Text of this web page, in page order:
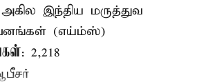
அகில இந்திய மருத்துவ
(எய்ம்ஸ்)
: 2,218